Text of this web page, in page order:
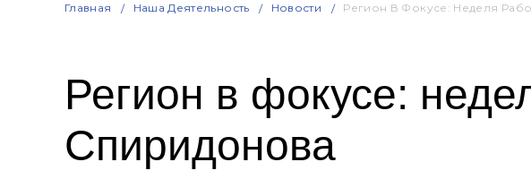
Главная Наша Деятельность Новости Регион В Фокусе: Неделя
Регион в фокусе:
Спиридонова